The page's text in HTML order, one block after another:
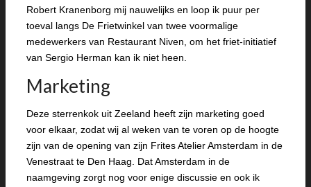
Robert Kranenborg mij nauwelijks en loop ik puur per
toeval langs De Frietwinkel van twee voormalige
medewerkers van Restaurant Niven, om het friet-initiatief
van Sergio Herman kan ik niet heen.
Marketing
Deze sterrenkok uit Zeeland heeft zijn marketing goed
voor elkaar, zodat wij al weken van te voren op de hoogte
zijn van de opening van zijn Frites Atelier Amsterdam in de
Venestraat te Den Haag. Dat Amsterdam in de
naamgeving zorgt nog voor enige discussie en ook ik